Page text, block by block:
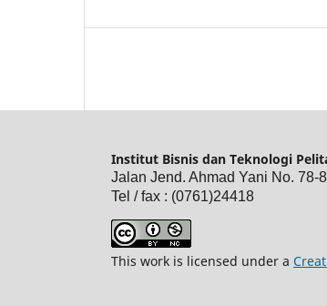
Institut Bisnis dan Teknologi
Jalan Jend. Ahmad Yani No. 78-
Tel / fax : (0761)24418
This work is licensed under a